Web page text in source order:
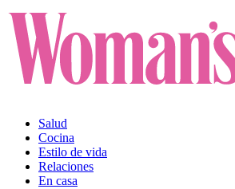
Salud
Cocina
Estilo de vida
Relaciones
En casa